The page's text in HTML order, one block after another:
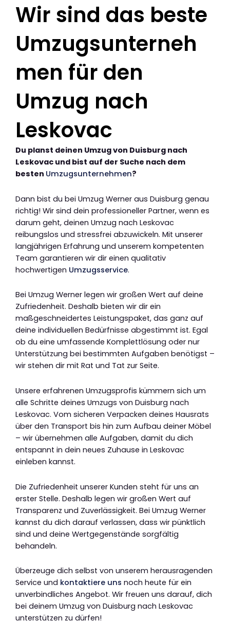
Wir sind das beste
Umzugsunterneh
men für den
Umzug nach
Leskovac
Du planst deinen Umzug von Duisburg nach
Leskovac und bist auf der Suche nach dem
besten Umzugsunternehmen?
Dann bist du bei Umzug Werner aus Duisburg genau
richtig! Wir sind dein professioneller Partner, wenn es
darum geht, deinen Umzug nach Leskovac
reibungslos und stressfrei abzuwickeln. Mit unserer
langjährigen Erfahrung und unserem kompetenten
Team garantieren wir dir einen qualitativ
hochwertigen Umzugsservice.
Bei Umzug Werner legen wir großen Wert auf deine
Zufriedenheit. Deshalb bieten wir dir ein
maßgeschneidertes Leistungspaket, das ganz auf
deine individuellen Bedürfnisse abgestimmt ist. Egal
ob du eine umfassende Komplettlösung oder nur
Unterstützung bei bestimmten Aufgaben benötigst –
wir stehen dir mit Rat und Tat zur Seite.
Unsere erfahrenen Umzugsprofis kümmern sich um
alle Schritte deines Umzugs von Duisburg nach
Leskovac. Vom sicheren Verpacken deines Hausrats
über den Transport bis hin zum Aufbau deiner Möbel
– wir übernehmen alle Aufgaben, damit du dich
entspannt in dein neues Zuhause in Leskovac
einleben kannst.
Die Zufriedenheit unserer Kunden steht für uns an
erster Stelle. Deshalb legen wir großen Wert auf
Transparenz und Zuverlässigkeit. Bei Umzug Werner
kannst du dich darauf verlassen, dass wir pünktlich
sind und deine Wertgegenstände sorgfältig
behandeln.
Überzeuge dich selbst von unserem herausragenden
Service und kontaktiere uns noch heute für ein
unverbindliches Angebot. Wir freuen uns darauf, dich
bei deinem Umzug von Duisburg nach Leskovac
unterstützen zu dürfen!